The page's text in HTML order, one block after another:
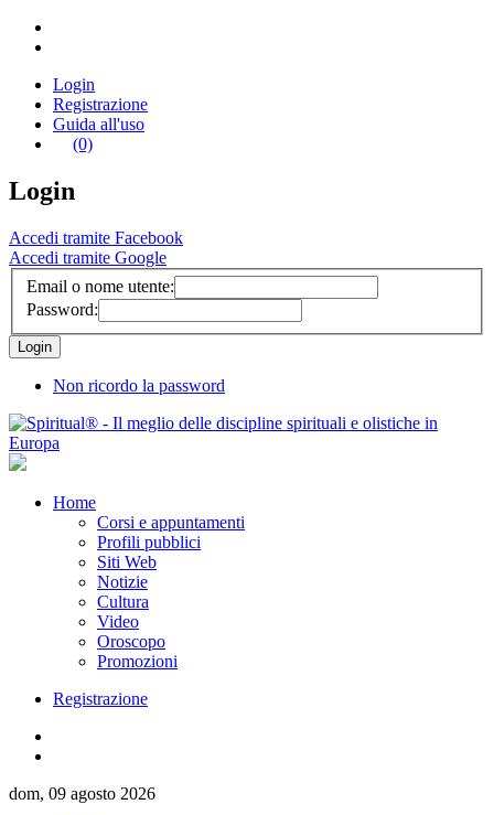
Login
Registrazione
Guida all'uso
(0)
Login
Accedi tramite Facebook
Accedi tramite Google
Email o nome utente:
Password:
Non ricordo la password
Home
Corsi e appuntamenti
Profili pubblici
Siti Web
Notizie
Cultura
Video
Oroscopo
Promozioni
Registrazione
dom, 09 agosto 2026